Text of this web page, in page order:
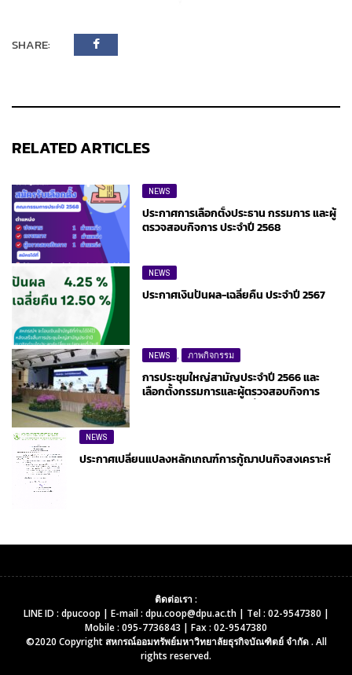
SHARE:
RELATED ARTICLES
NEWS
ประกาศการเลือกตั้งประธาน กรรมการ และผู้
ตรวจสอบกิจการ ประจำปี 2568
NEWS
ประกาศเงินปันผล-เฉลี่ยคืน ประจำปี 2567
NEWS ภาพกิจกรรม
การประชุมใหญ่สามัญประจำปี 2566 และ
เลือกตั้งกรรมการและผู้ตรวจสอบกิจการ
NEWS
ประกาศเปลี่ยนแปลงหลักเกณฑ์การกู้ฌาปนกิจสงเคราะห์
ติดต่อเรา :
LINE ID : dpucoop | E-mail : dpu.coop@dpu.ac.th | Tel : 02-9547380 |
Mobile : 095-7736843 | Fax : 02-9547380
©2020 Copyright สหกรณ์ออมทรัพย์มหาวิทยาลัยธุรกิจบัณฑิตย์ จำกัด. All
rights reserved.